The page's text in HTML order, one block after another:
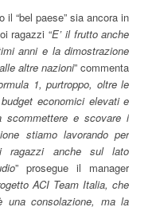
il “bel paese” sia ancora in
ragazzi “E’ il frutto anche
anni e la dimostrazione
altre nazioni” commenta
1, purtroppo, oltre le
economici elevati e
scommettere e scovare i
stiamo lavorando per
ragazzi anche sul lato
” prosegue il manager
ACI Team Italia, che
una consolazione, ma la